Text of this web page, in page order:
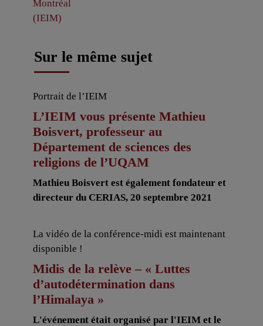
Sur le même sujet
Portrait de l’IEIM
L’IEIM vous présente Mathieu
Boisvert, professeur au
Département de sciences des
religions de l’UQAM
Mathieu Boisvert est également fondateur et
directeur du CERIAS, 20 septembre 2021
La vidéo de la conférence-midi est maintenant
disponible !
Midis de la relève – « Luttes
d’autodétermination dans
l’Himalaya »
L'événement était organisé par l'IEIM et le